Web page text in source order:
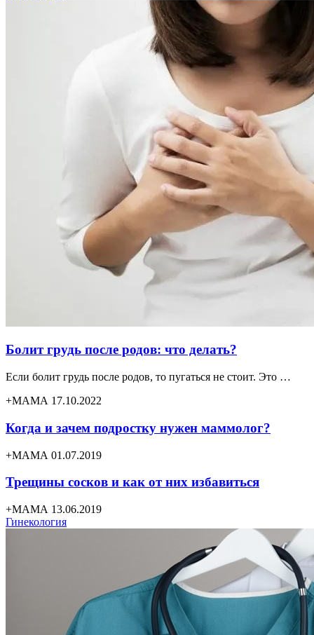
Болит грудь после родов: что делать?
Если болит грудь после родов, то пугаться не стоит. Это …
+МАМА 17.10.2022
Когда и зачем подростку нужен маммолог?
+МАМА 01.07.2019
Трещины сосков и как от них избавиться
+МАМА 13.06.2019
Гинекология